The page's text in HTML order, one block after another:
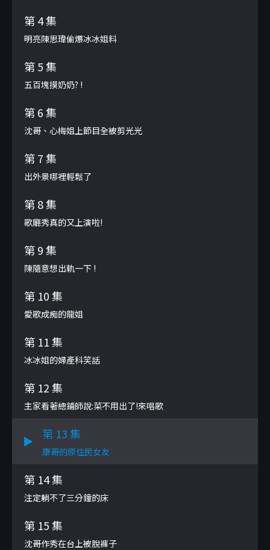
第 4 集
明亮陳思瑋偷爆冰冰姐料
第 5 集
五百塊摸奶奶? !
第 6 集
沈哥、心梅姐上節目全被剪光光
第 7 集
出外景哪裡輕鬆了
第 8 集
歌廳秀真的又上演啦!
第 9 集
陳隨意想出軌一下 !
第 10 集
愛歌成痴的龍姐
第 11 集
冰冰姐的婦產科笑話
第 12 集
主家看著總鋪師說:菜不用出了!來唱歌
第 13 集
康哥的原住民女友
第 14 集
注定躺不了三分鐘的床
第 15 集
沈哥作秀在台上被脫褲子